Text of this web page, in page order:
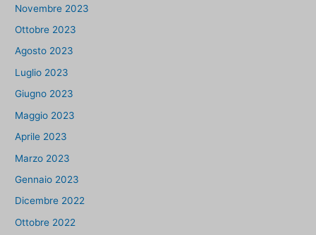
Novembre 2023
Ottobre 2023
Agosto 2023
Luglio 2023
Giugno 2023
Maggio 2023
Aprile 2023
Marzo 2023
Gennaio 2023
Dicembre 2022
Ottobre 2022